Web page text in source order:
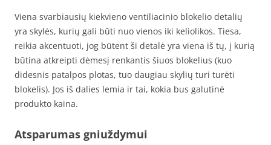
Viena svarbiausių kiekvieno ventiliacinio blokelio detalių
yra skylės, kurių gali būti nuo vienos iki keliolikos. Tiesa,
reikia akcentuoti, jog būtent ši detalė yra viena iš tų, į kurią
būtina atkreipti dėmesį renkantis šiuos blokelius (kuo
didesnis patalpos plotas, tuo daugiau skylių turi turėti
blokelis). Jos iš dalies lemia ir tai, kokia bus galutinė
produkto kaina.
Atsparumas gniuždymui